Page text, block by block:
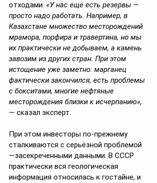
отходами. «У нас ещё есть резервы —
просто надо работать. Например, в
Казахстане множество месторождений
мрамора, порфира и травертина, но мы
их практически не добываем, а камень
завозим из других стран. При этом
истощение уже заметно: марганец
фактически закончился, есть проблемы
с бокситами, многие нефтяные
месторождения близки к исчерпанию»,
— сказал эксперт.
При этом инвесторы по-прежнему
сталкиваются с серьёзной проблемой
—засекреченными данными. В СССР
практически вся геологическая
информация относилась к гостайне, и